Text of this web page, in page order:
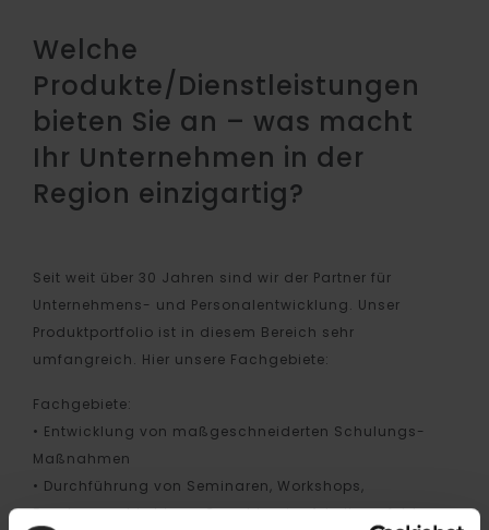
Welche
Produkte/Dienstleistungen
bieten Sie an – was macht
Ihr Unternehmen in der
Region einzigartig?
Seit weit über 30 Jahren sind wir der Partner für
Unternehmens- und Personalentwicklung. Unser
Produktportfolio ist in diesem Bereich sehr
umfangreich. Hier unsere Fachgebiete:
Fachgebiete:
• Entwicklung von maßgeschneiderten Schulungs-
Maßnahmen
• Durchführung von Seminaren, Workshops,
Beratungen bis hin zu Coaching im Arbeitsumfeld